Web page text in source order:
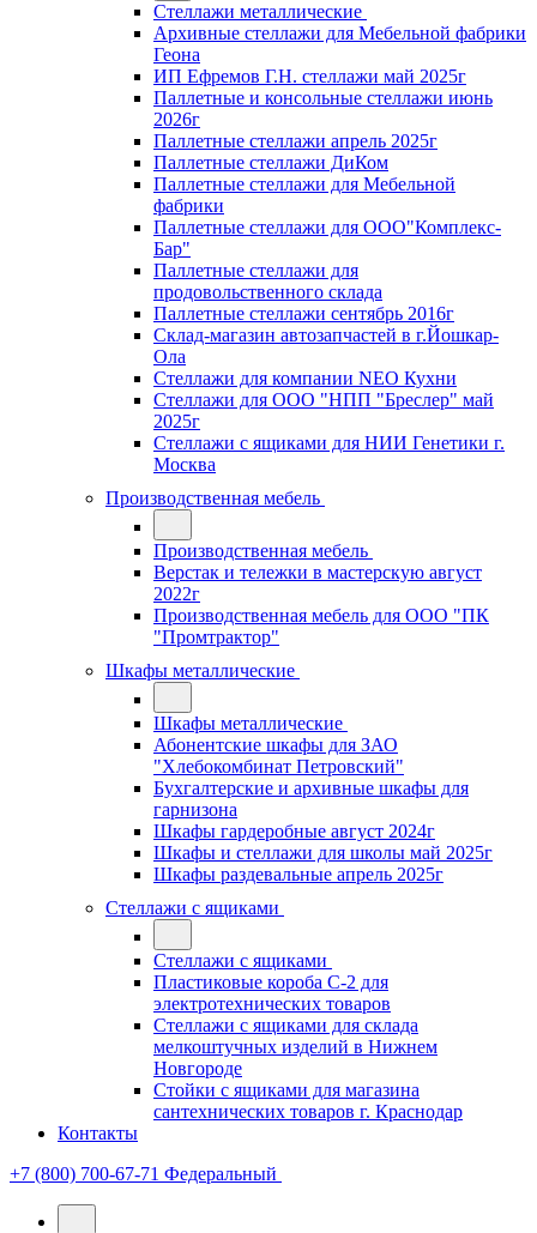
Стеллажи металлические
Архивные стеллажи для Мебельной фабрики
Геона
ИП Ефремов Г.Н. стеллажи май 2025г
Паллетные и консольные стеллажи июнь
2026г
Паллетные стеллажи апрель 2025г
Паллетные стеллажи ДиКом
Паллетные стеллажи для Мебельной
фабрики
Паллетные стеллажи для ООО"Комплекс-
Бар"
Паллетные стеллажи для
продовольственного склада
Паллетные стеллажи сентябрь 2016г
Склад-магазин автозапчастей в г.Йошкар-
Ола
Стеллажи для компании NEO Кухни
Стеллажи для ООО "НПП "Бреслер" май
2025г
Стеллажи с ящиками для НИИ Генетики г.
Москва
Производственная мебель
Производственная мебель
Верстак и тележки в мастерскую август
2022г
Производственная мебель для ООО "ПК
"Промтрактор"
Шкафы металлические
Шкафы металлические
Абонентские шкафы для ЗАО
"Хлебокомбинат Петровский"
Бухгалтерские и архивные шкафы для
гарнизона
Шкафы гардеробные август 2024г
Шкафы и стеллажи для школы май 2025г
Шкафы раздевальные апрель 2025г
Стеллажи с ящиками
Стеллажи с ящиками
Пластиковые короба С-2 для
электротехнических товаров
Стеллажи с ящиками для склада
мелкоштучных изделий в Нижнем
Новгороде
Стойки с ящиками для магазина
сантехнических товаров г. Краснодар
Контакты
+7 (800) 700-67-71 Федеральный